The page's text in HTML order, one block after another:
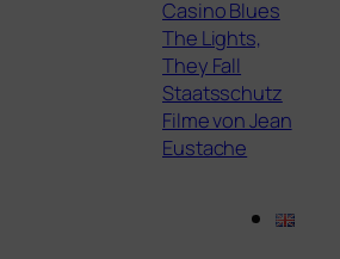
Casino Blues
The Lights,
They Fall
Staatsschutz
Filme von Jean
Eustache